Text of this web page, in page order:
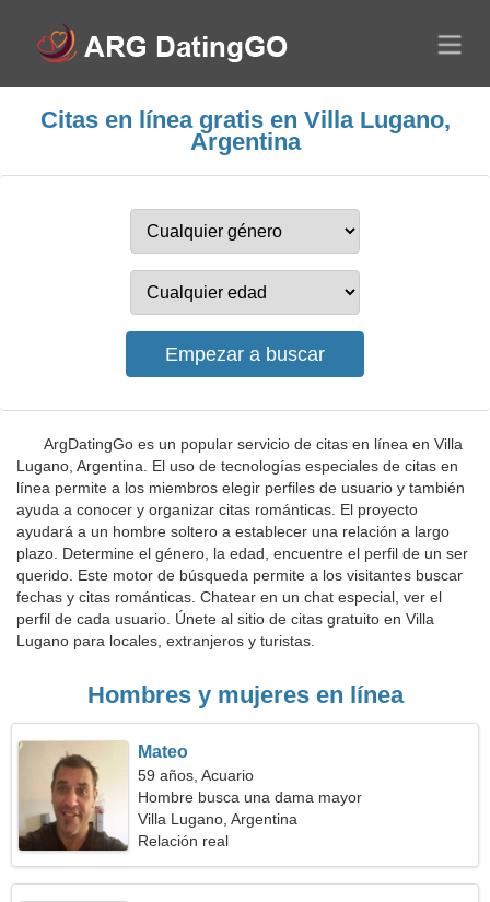
Citas en línea gratis en Villa Lugano,
Argentina
ArgDatingGo es un popular servicio de citas en línea en Villa
Lugano, Argentina. El uso de tecnologías especiales de citas en
línea permite a los miembros elegir perfiles de usuario y también
ayuda a conocer y organizar citas románticas. El proyecto
ayudará a un hombre soltero a establecer una relación a largo
plazo. Determine el género, la edad, encuentre el perfil de un ser
querido. Este motor de búsqueda permite a los visitantes buscar
fechas y citas románticas. Chatear en un chat especial, ver el
perfil de cada usuario. Únete al sitio de citas gratuito en Villa
Lugano para locales, extranjeros y turistas.
Hombres y mujeres en línea
Mateo
59 años, Acuario
Hombre busca una dama mayor
Villa Lugano, Argentina
Relación real